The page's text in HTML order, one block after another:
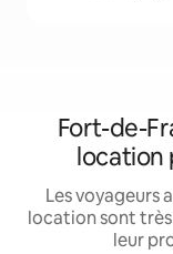
Fort-de-
location
Les voyageurs
location sont
leur